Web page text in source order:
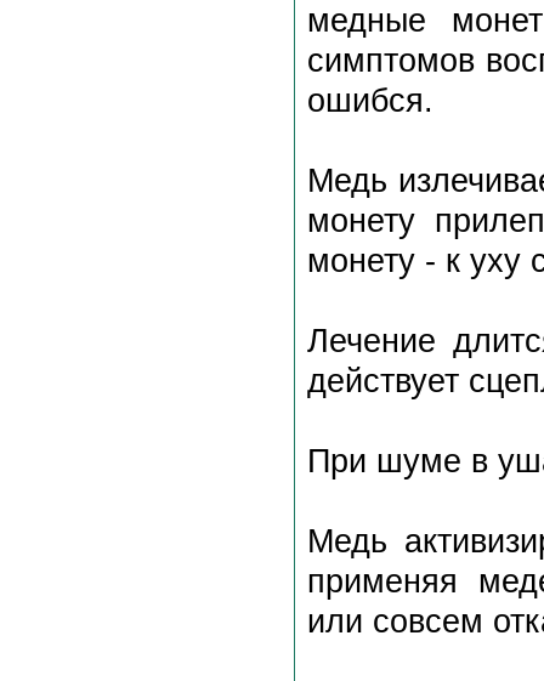
медные
симптомов
ошибся.
Медь
монету
монету - к уху
Лечение
действует
При шуме в
Медь
применяя
или совсем